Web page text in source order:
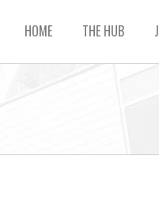
HOME THE HUB